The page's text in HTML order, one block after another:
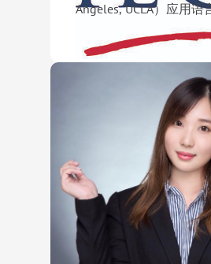
Angeles, UCLA）应用语
拥有超过10年的国际教
划经验。她曾先后在美
京从事教育咨询与留学
中美英教育体系、课程
求有着深入理解。
在长期的学生指导过程
特别擅长通过深度沟通
性特点、兴趣方向与成
学生建立清晰的发展目
路径。她坚信，优秀的
积累与精准规划，而不
段的包装与准备。
迄今为止，Margaret已
学生获得世界顶尖寄宿
括菲利普斯埃克塞特中
Exeter Academy）、劳
（The Lawrenceville
罗顿学校（Groton
菲尔德学院（Deerfield
圣保罗中学（St. Paul’s
奇基斯中学（The
School）、米尔顿学校